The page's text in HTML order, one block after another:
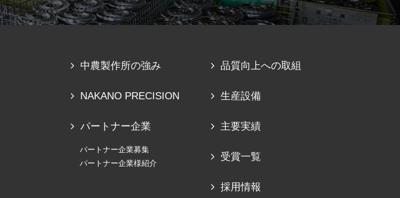
中農製作所の強み
NAKANO PRECISION
パートナー企業
パートナー企業募集
パートナー企業様紹介
品質向上への取組
生産設備
主要実績
受賞一覧
採用情報